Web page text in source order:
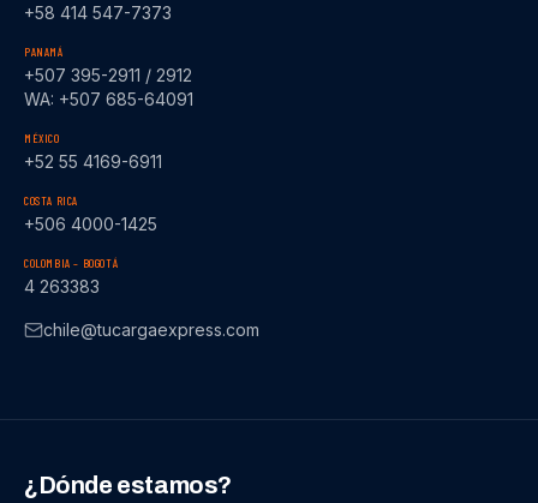
+58 414 547-7373
PANAMÁ
+507 395-2911 / 2912
WA: +507 685-64091
MÉXICO
+52 55 4169-6911
COSTA RICA
+506 4000-1425
COLOMBIA – BOGOTÁ
4 263383
chile@tucargaexpress.com
¿Dónde estamos?